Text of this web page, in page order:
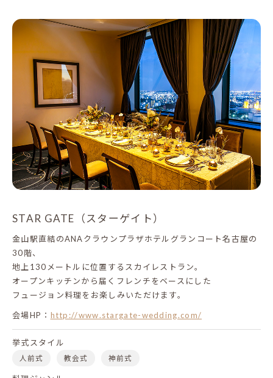
STAR GATE（スターゲイト）
金山駅直結のANAクラウンプラザホテルグランコート名古屋の
30階、
地上130メートルに位置するスカイレストラン。
オープンキッチンから届くフレンチをベースにした
フュージョン料理をお楽しみいただけます。
会場HP： http://www.stargate-wedding.com/
挙式スタイル
人前式 教会式 神前式